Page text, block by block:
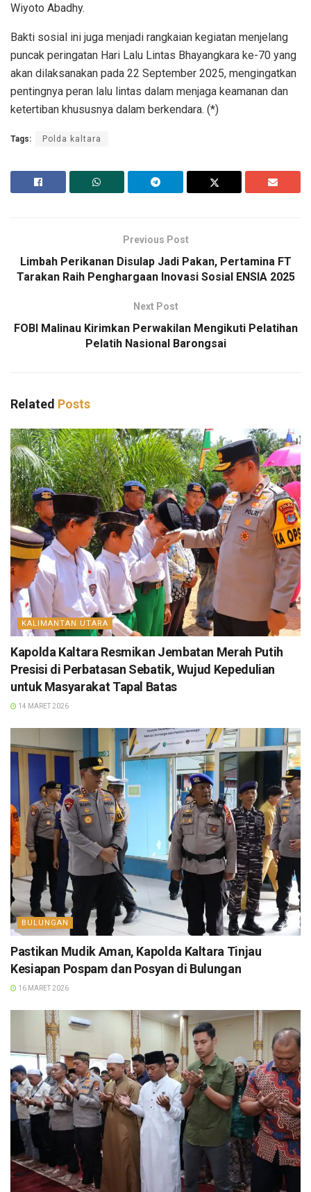
Wiyoto Abadhy.
Bakti sosial ini juga menjadi rangkaian kegiatan menjelang
puncak peringatan Hari Lalu Lintas Bhayangkara ke-70 yang
akan dilaksanakan pada 22 September 2025, mengingatkan
pentingnya peran lalu lintas dalam menjaga keamanan dan
ketertiban khususnya dalam berkendara. (*)
Tags: Polda kaltara
Previous Post
Limbah Perikanan Disulap Jadi Pakan, Pertamina FT
Tarakan Raih Penghargaan Inovasi Sosial ENSIA 2025
Next Post
FOBI Malinau Kirimkan Perwakilan Mengikuti Pelatihan
Pelatih Nasional Barongsai
Related Posts
KALIMANTAN UTARA
Kapolda Kaltara Resmikan Jembatan Merah Putih
Presisi di Perbatasan Sebatik, Wujud Kepedulian
untuk Masyarakat Tapal Batas
14 MARET 2026
BULUNGAN
Pastikan Mudik Aman, Kapolda Kaltara Tinjau
Kesiapan Pospam dan Posyan di Bulungan
16 MARET 2026